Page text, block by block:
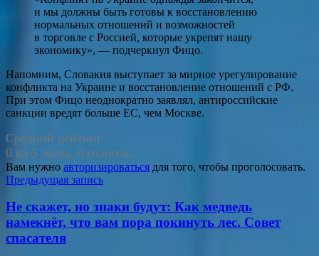
и мы должны быть готовы к восстановлению
нормальных отношений и возможностей
в торговле с Россией, которые укрепят нашу
экономику», — подчеркнул Фицо.
Напомним, Словакия выступает за мирное урегулирование
конфликта на Украине и восстановление отношений с РФ.
При этом Фицо неоднократно заявлял, антироссийские
санкции вредят больше ЕС, чем Москве.
Средний рейтинг
0 из 5 звезд. 0 голосов.
Вам нужно авторизироваться для того, чтобы проголосовать.
Навигация
по
записям
Предыдущая запись
Не скажет, но знаки будут: Как медведь
намекнёт, что вам пора покинуть лес. Совет
спасателя